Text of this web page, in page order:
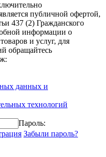
публичной офертой,
437 (2) Гражданского
информации о
и услуг, для
обращайтесь
данных и
технологий
Пароль:
Забыли пароль?